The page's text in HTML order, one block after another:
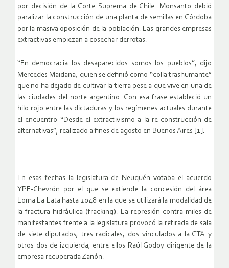
por decisión de la Corte Suprema de Chile. Monsanto debió
paralizar la construcción de una planta de semillas en Córdoba
por la masiva oposición de la población. Las grandes empresas
extractivas empiezan a cosechar derrotas.
“En democracia los desaparecidos somos los pueblos”, dijo
Mercedes Maidana, quien se definió como “colla trashumante”
que no ha dejado de cultivar la tierra pese a que vive en una de
las ciudades del norte argentino. Con esa frase estableció un
hilo rojo entre las dictaduras y los regímenes actuales durante
el encuentro “Desde el extractivismo a la re-construcción de
alternativas”, realizado a fines de agosto en Buenos Aires [1].
En esas fechas la legislatura de Neuquén votaba el acuerdo
YPF-Chevrón por el que se extiende la concesión del área
Loma La Lata hasta 2048 en la que se utilizará la modalidad de
la fractura hidráulica (fracking). La represión contra miles de
manifestantes frente a la legislatura provocó la retirada de sala
de siete diputados, tres radicales, dos vinculados a la CTA y
otros dos de izquierda, entre ellos Raúl Godoy dirigente de la
empresa recuperada Zanón.